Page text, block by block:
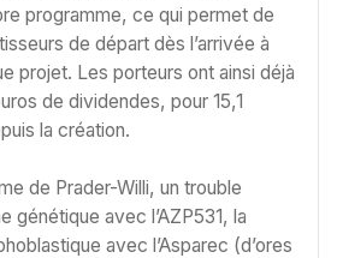
programme, ce qui permet de
de départ dès l’arrivée à
projet. Les porteurs ont ainsi déjà
de dividendes, pour 15,1
la création.
de Prader-Willi, un trouble
génétique avec l’AZP531, la
avec l’Asparec (d’ores